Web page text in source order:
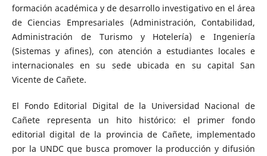
formación académica y de desarrollo investigativo en el área
de Ciencias Empresariales (Administración, Contabilidad,
Administración de Turismo y Hotelería) e Ingeniería
(Sistemas y afines), con atención a estudiantes locales e
internacionales en su sede ubicada en su capital San
Vicente de Cañete.
El Fondo Editorial Digital de la Universidad Nacional de
Cañete representa un hito histórico: el primer fondo
editorial digital de la provincia de Cañete, implementado
por la UNDC que busca promover la producción y difusión